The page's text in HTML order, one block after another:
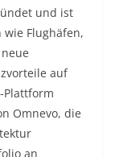
und ist
Flughäfen,
auf
Plattform
Omnevo, die
an